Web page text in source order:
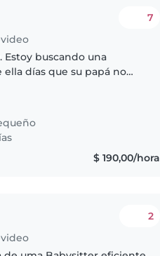
7
Estoy buscando una
días que su papá no
$ 190,00/hora
2